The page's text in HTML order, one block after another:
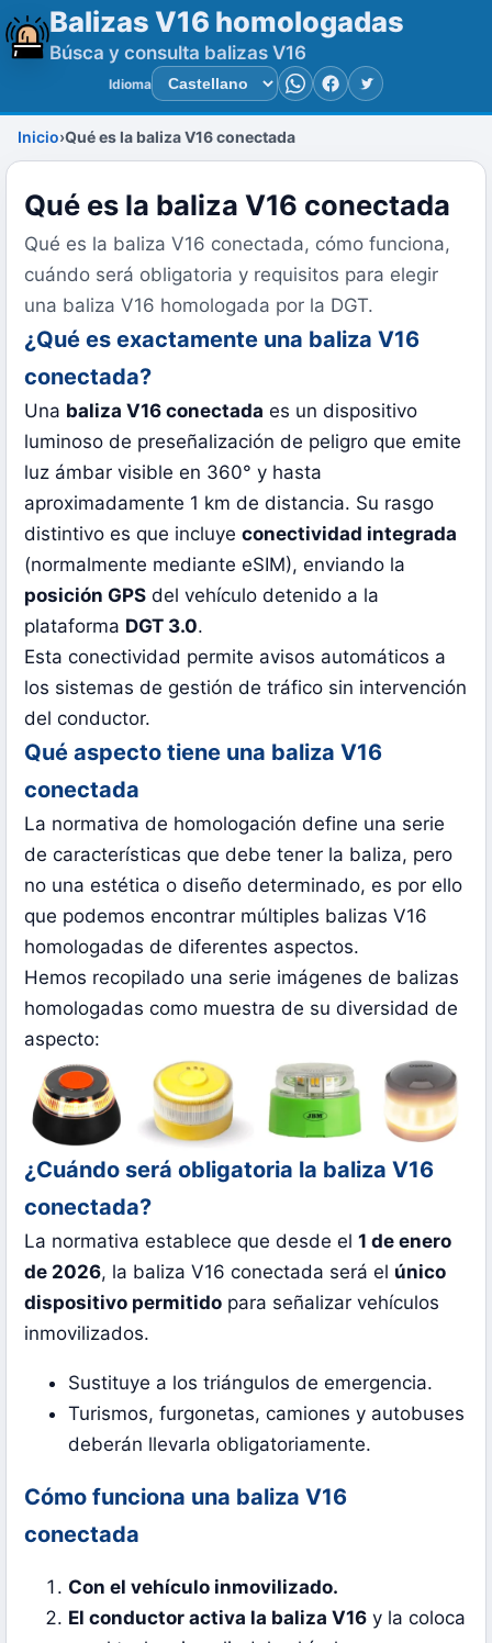
Balizas V16 homologadas
Búsca y consulta balizas V16
Idioma WhatsApp
Facebook
Twitter
Inicio Qué es la baliza V16 conectada
Qué es la baliza V16 conectada
Qué es la baliza V16 conectada, cómo funciona,
cuándo será obligatoria y requisitos para elegir
una baliza V16 homologada por la DGT.
¿Qué es exactamente una baliza V16
conectada?
Una baliza V16 conectada es un dispositivo
luminoso de preseñalización de peligro que emite
luz ámbar visible en 360° y hasta
aproximadamente 1 km de distancia. Su rasgo
distintivo es que incluyeconectividad integrada
(normalmente mediante eSIM), enviando la
posición GPS del vehículo detenido a la
plataforma DGT 3.0.
Esta conectividad permite avisos automáticos a
los sistemas de gestión de tráfico sin intervención
del conductor.
Qué aspecto tiene una baliza V16
conectada
La normativa de homologación define una serie
de características que debe tener la baliza, pero
no una estética o diseño determinado, es por ello
que podemos encontrar múltiples balizas V16
homologadas de diferentes aspectos.
Hemos recopilado una serie imágenes de balizas
homologadas como muestra de su diversidad de
aspecto:
¿Cuándo será obligatoria la baliza V16
conectada?
La normativa establece que desde el1 de enero
de 2026, la baliza V16 conectada será el único
dispositivo permitido para señalizar vehículos
inmovilizados.
Sustituye a los triángulos de emergencia.
Turismos, furgonetas, camiones y autobuses
deberán llevarla obligatoriamente.
Cómo funciona una baliza V16
conectada
Con el vehículo inmovilizado.
El conductor activa la baliza V16 y la coloca